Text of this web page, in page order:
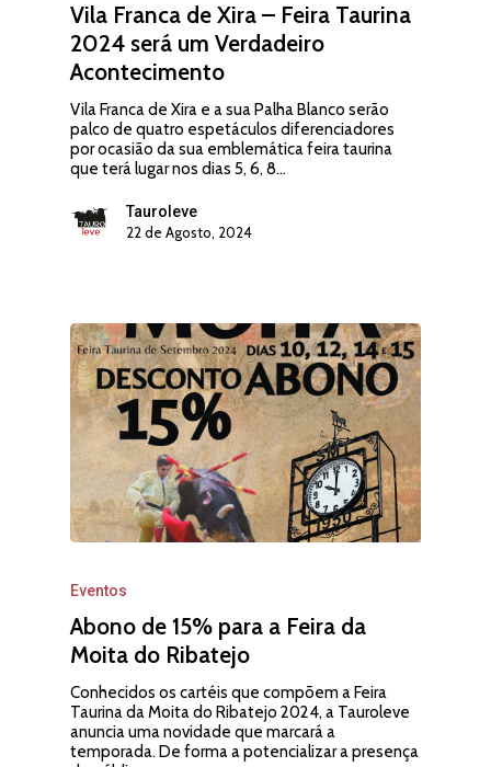
Vila Franca de Xira – Feira Taurina
2024 será um Verdadeiro
Acontecimento
Vila Franca de Xira e a sua Palha Blanco serão
palco de quatro espetáculos diferenciadores
por ocasião da sua emblemática feira taurina
que terá lugar nos dias 5, 6, 8…
Tauroleve
22 de Agosto, 2024
Eventos
Abono de 15% para a Feira da
Moita do Ribatejo
Conhecidos os cartéis que compõem a Feira
Taurina da Moita do Ribatejo 2024, a Tauroleve
anuncia uma novidade que marcará a
temporada. De forma a potencializar a presença
A Tauroleve
História
Equipa
Calendário